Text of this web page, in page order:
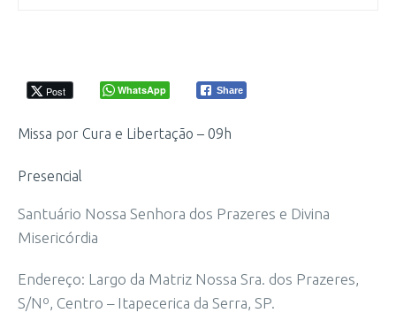
Post WhatsApp Share
Missa por Cura e Libertação – 09h
Presencial
Santuário Nossa Senhora dos Prazeres e Divina
Misericórdia
Endereço: Largo da Matriz Nossa Sra. dos Prazeres,
S/Nº, Centro – Itapecerica da Serra, SP.